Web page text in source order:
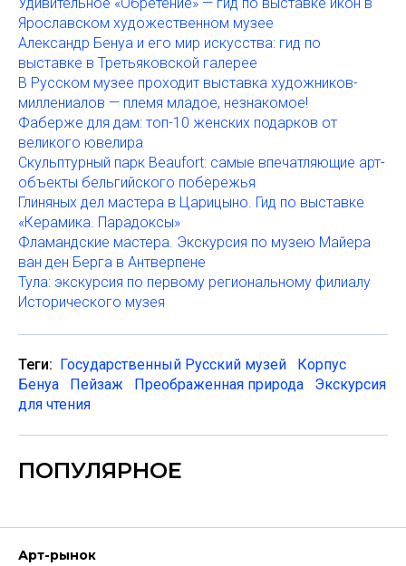
Ярославском художественном музее
Александр Бенуа и его мир искусства: гид по
выставке в Третьяковской галерее
В Русском музее проходит выставка художников-
миллениалов — племя младое, незнакомое!
Фаберже для дам: топ-10 женских подарков от
великого ювелира
Скульптурный парк Beaufort: самые впечатляющие арт-
объекты бельгийского побережья
Глиняных дел мастера в Царицыно. Гид по выставке
«Керамика. Парадоксы»
Фламандские мастера. Экскурсия по музею Майера
ван ден Берга в Антверпене
Тула: экскурсия по первому региональному филиалу
Исторического музея
Теги: Государственный Русский музей
Корпус
Бенуа
Пейзаж Преображенная природа
Экскурсия
для чтения
ПОПУЛЯРНОЕ
Арт-рынок